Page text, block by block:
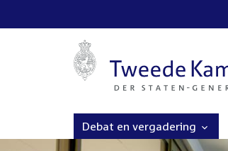
Debat en vergadering